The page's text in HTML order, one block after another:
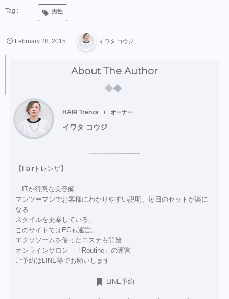
男性
February 28 2015 イワタ コウジ
About The Author
HAIR Trenza オーナー
イワタ コウジ
【Hairトレンザ】
ITが得意な美容師
マンツーマンでお客様にわかりやすい説明、毎日のセットが楽に
なる
スタイルを提案している。
このサイトではECも運営。
エクソソームを使ったエステも開始
オンラインサロン 「Routine」の運営
ご予約はLINE等でお願いします
LINE予約